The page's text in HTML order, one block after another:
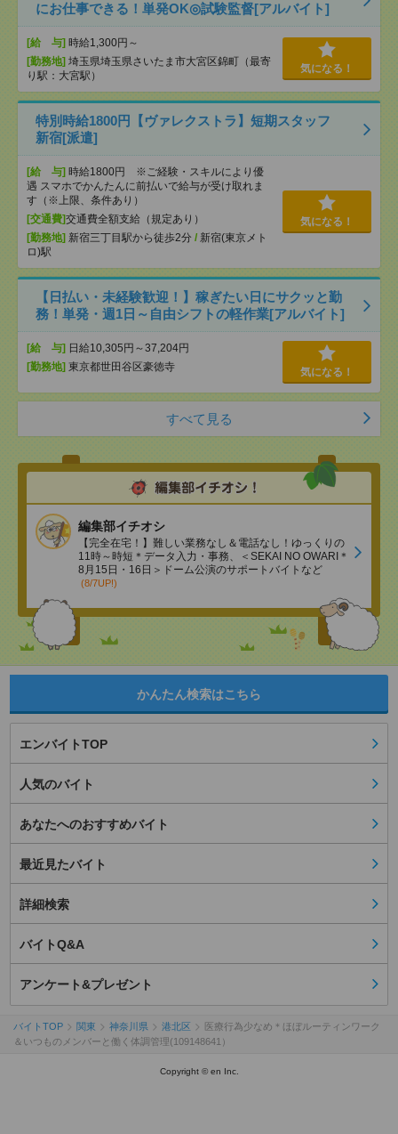
にお仕事できる！単発OK◎試験監督[アルバイト]
[給 与] 時給1,300円～
[勤務地] 埼玉県埼玉県さいたま市大宮区錦町（最寄
り駅：大宮駅）
気になる！
特別時給1800円【ヴァレクストラ】短期スタッフ
新宿[派遣]
[給 与] 時給1800円 ※ご経験・スキルにより優
遇 スマホでかんたんに前払いで給与が受け取れま
す（※上限、条件あり）
[交通費]交通費全額支給（規定あり）
[勤務地] 新宿三丁目駅から徒歩2分 / 新宿(東京メト
ロ)駅
気になる！
【日払い・未経験歓迎！】稼ぎたい日にサクッと勤
務！単発・週1日～自由シフトの軽作業[アルバイト]
[給 与] 日給10,305円～37,204円
[勤務地] 東京都世田谷区豪徳寺 気になる！
すべて見る
編集部イチオシ
【完全在宅！】難しい業務なし＆電話なし！ゆっくりの
11時～時短＊データ入力・事務、＜SEKAI NO OWARI＊
8月15日・16日＞ドーム公演のサポートバイトなど
(8/7UP!)
かんたん検索はこちら
エンバイトTOP
人気のバイト
あなたへのおすすめバイト
最近見たバイト
詳細検索
バイトQ&A
アンケート&プレゼント
バイトTOP 関東 神奈川県 港北区
医療行為少なめ＊ほぼルーティンワーク
＆いつものメンバーと働く体調管理(109148641）
Copyright © en Inc.